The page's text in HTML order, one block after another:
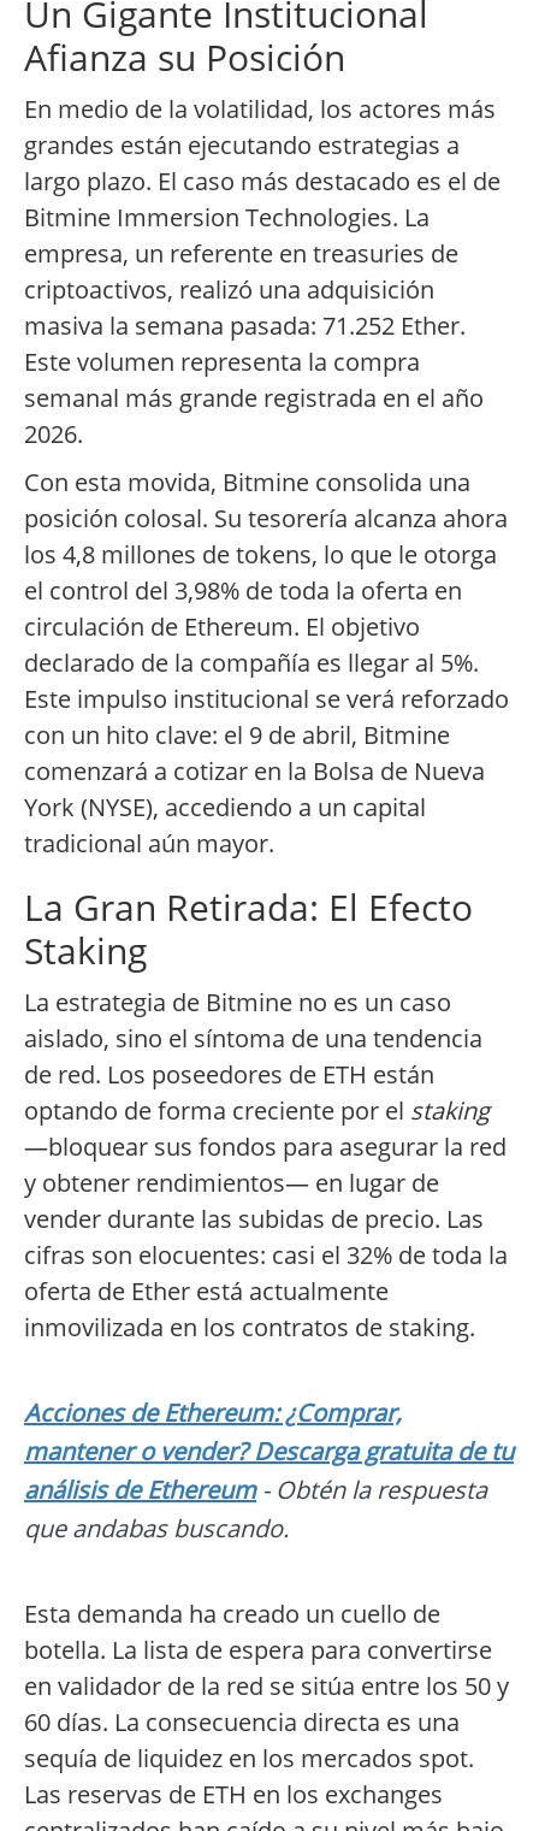
Un Gigante Institucional
Afianza su Posición
En medio de la volatilidad, los actores más
grandes están ejecutando estrategias a
largo plazo. El caso más destacado es el de
Bitmine Immersion Technologies. La
empresa, un referente en treasuries de
criptoactivos, realizó una adquisición
masiva la semana pasada: 71.252 Ether.
Este volumen representa la compra
semanal más grande registrada en el año
2026.
Con esta movida, Bitmine consolida una
posición colosal. Su tesorería alcanza ahora
los 4,8 millones de tokens, lo que le otorga
el control del 3,98% de toda la oferta en
circulación de Ethereum. El objetivo
declarado de la compañía es llegar al 5%.
Este impulso institucional se verá reforzado
con un hito clave: el 9 de abril, Bitmine
comenzará a cotizar en la Bolsa de Nueva
York (NYSE), accediendo a un capital
tradicional aún mayor.
La Gran Retirada: El Efecto
Staking
La estrategia de Bitmine no es un caso
aislado, sino el síntoma de una tendencia
de red. Los poseedores de ETH están
optando de forma creciente por el staking
—bloquear sus fondos para asegurar la red
y obtener rendimientos— en lugar de
vender durante las subidas de precio. Las
cifras son elocuentes: casi el 32% de toda la
oferta de Ether está actualmente
inmovilizada en los contratos de staking.
Acciones de Ethereum: ¿Comprar,
mantener o vender? Descarga gratuita de tu
análisis de Ethereum- Obtén la respuesta
que andabas buscando.
Esta demanda ha creado un cuello de
botella. La lista de espera para convertirse
en validador de la red se sitúa entre los 50 y
60 días. La consecuencia directa es una
sequía de liquidez en los mercados spot.
Las reservas de ETH en los exchanges